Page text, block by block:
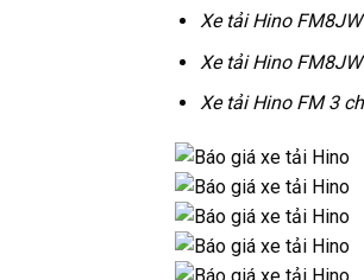
Xe tải Hino
Xe tải Hino
Xe tải Hino FM 3